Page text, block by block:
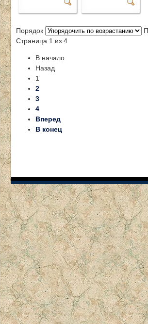
Порядок
Страница 1 из 4
В начало
Назад
1
2
3
4
Вперед
В конец